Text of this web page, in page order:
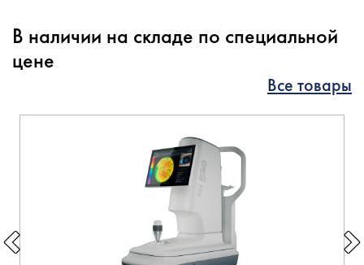
В наличии на складе по специальной
цене
Все товары